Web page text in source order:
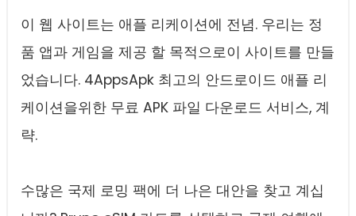
이 웹 사이트는 애플 리케이션에 전념. 우리는 정
품 앱과 게임을 제공 할 목적으로이 사이트를 만들
었습니다. 4AppsApk 최고의 안드로이드 애플 리
케이션을위한 무료 APK 파일 다운로드 서비스, 계
략.
수많은 국제 로밍 팩에 더 나은 대안을 찾고 계십